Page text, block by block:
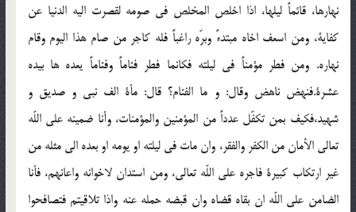
نهارها، قائماً ليلها، اذا اخلص المخلص فى صومه لقصرت اليه الدنيا عن
كفاية، ومن اسعف اخاه مبتدءً وبرّه راغباً فله كاجر من صام هذا اليوم وقام
نهاره. ومن فطر مؤمناً فى ليلته فكانما فطر فئاماً وفئاماً يعده ها بيده
عشرة.فنهض ناهض وقال: و ما الفئام؟ قال: مأة الف نبى و صديق و
شهيد،فكيف بمن تكفّل عدداً من المؤمنين والمؤمنات، وأنا ضمينه على اللّه
تعالى الأمان من الكفر والفقر، وان مات فى ليلته او يومه او بعده الى مثله من
غير ارتكاب كبيرة فاجره على اللّه تعالى، ومن استدان لاخوانه واعانهم، فأنا
الضامن على اللّه ان بقاه قضاه وان قبضه حمله عنه واذا تلاقيتم فتصافحوا